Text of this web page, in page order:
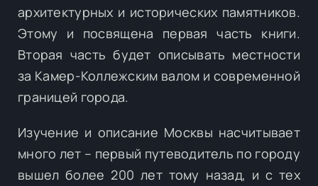
архитектурных и исторических памятников.
Этому и посвящена первая часть книги.
Вторая часть будет описывать местности
за Камер-Коллежским валом и современной
границей города.
Изучение и описание Москвы насчитывает
много лет – первый путеводитель по городу
вышел более 200 лет тому назад, и с тех